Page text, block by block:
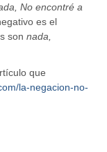
No encontré a
es el
sonnada,
que
la-negacion-no-